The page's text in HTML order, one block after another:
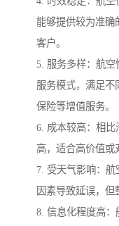
能够提供较为准确
客户。
5. 服务多样：航
服务模式，满足不
保险等增值服务。
6. 成本较高：相
高，适合高价值或
7. 受天气影响：
因素导致延误，但
8. 信息化程度高：